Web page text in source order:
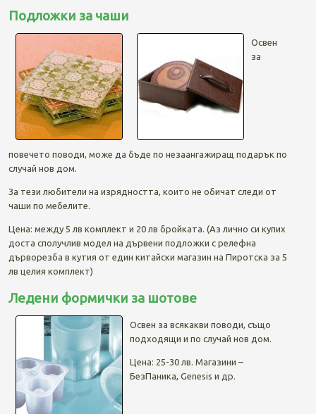
Подложки за чаши
Освен
за
повечето поводи, може да бъде по незаангажиращ подарък по
случай нов дом.
За тези любители на изрядността, които не обичат следи от
чаши по мебелите.
Цена: между 5 лв комплект и 20 лв бройката. (Аз лично си купих
доста сполучлив модел на дървени подложки с релефна
дърворезба в кутия от един китайски магазин на Пиротска за 5
лв целия комплект)
Ледени формички за шотове
Освен за всякакви поводи, също
подходящи и по случай нов дом.
Цена: 25-30 лв. Магазини –
БезПаника, Genesis и др.